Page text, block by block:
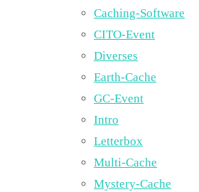
Caching-Software
CITO-Event
Diverses
Earth-Cache
GC-Event
Intro
Letterbox
Multi-Cache
Mystery-Cache